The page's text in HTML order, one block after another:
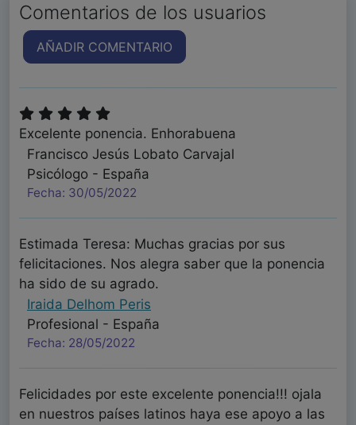
Comentarios de los usuarios
AÑADIR COMENTARIO
Excelente ponencia. Enhorabuena
Francisco Jesús Lobato Carvajal
Psicólogo - España
Fecha: 30/05/2022
Estimada Teresa: Muchas gracias por sus
felicitaciones. Nos alegra saber que la ponencia
ha sido de su agrado.
Iraida Delhom Peris
Profesional - España
Fecha: 28/05/2022
Felicidades por este excelente ponencia!!! ojala
en nuestros países latinos haya ese apoyo a las